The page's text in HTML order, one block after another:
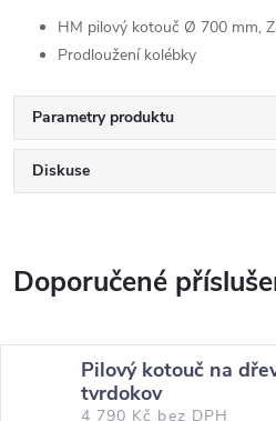
HM pilový kotouč Ø 700 mm,
Prodloužení kolébky
Parametry produktu
Diskuse
Pilový kotouč na
tvrdokov
4 790 Kč bez DPH